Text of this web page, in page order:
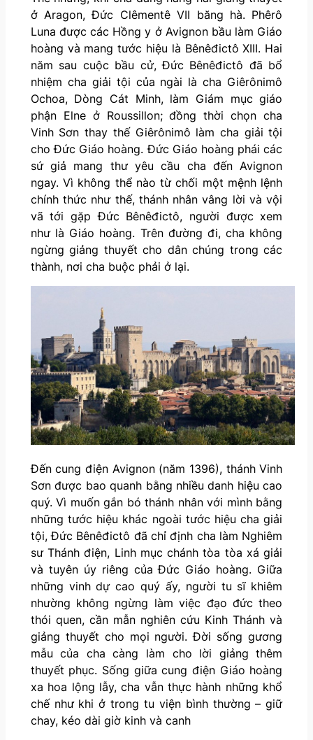
ở Aragon, Đức Clêmentê VII băng hà. Phêrô
Luna được các Hồng y ở Avignon bầu làm Giáo
hoàng và mang tước hiệu là Bênêđictô XIII. Hai
năm sau cuộc bầu cử, Đức Bênêđictô đã bổ
nhiệm cha giải tội của ngài là cha Giêrônimô
Ochoa, Dòng Cát Minh, làm Giám mục giáo
phận Elne ở Roussillon; đồng thời chọn cha
Vinh Sơn thay thế Giêrônimô làm cha giải tội
cho Đức Giáo hoàng. Đức Giáo hoàng phái các
sứ giả mang thư yêu cầu cha đến Avignon
ngay. Vì không thể nào từ chối một mệnh lệnh
chính thức như thế, thánh nhân vâng lời và vội
vã tới gặp Đức Bênêđictô, người được xem
như là Giáo hoàng. Trên đường đi, cha không
ngừng giảng thuyết cho dân chúng trong các
thành, nơi cha buộc phải ở lại.
Đến cung điện Avignon (năm 1396), thánh Vinh
Sơn được bao quanh bằng nhiều danh hiệu cao
quý. Vì muốn gắn bó thánh nhân với mình bằng
những tước hiệu khác ngoài tước hiệu cha giải
tội, Đức Bênêđictô đã chỉ định cha làm Nghiêm
sư Thánh điện, Linh mục chánh tòa tòa xá giải
và tuyên úy riêng của Đức Giáo hoàng. Giữa
những vinh dự cao quý ấy, người tu sĩ khiêm
nhường không ngừng làm việc đạo đức theo
thói quen, cần mẫn nghiên cứu Kinh Thánh và
giảng thuyết cho mọi người. Đời sống gương
mẫu của cha càng làm cho lời giảng thêm
thuyết phục. Sống giữa cung điện Giáo hoàng
xa hoa lộng lẫy, cha vẫn thực hành những khổ
chế như khi ở trong tu viện bình thường – giữ
chay, kéo dài giờ kinh và canh